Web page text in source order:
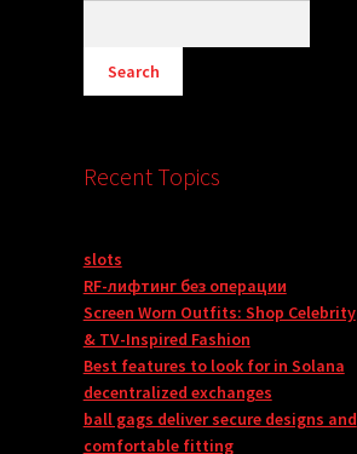
Recent Topics
slots
RF-лифтинг без операции
Screen Worn Outfits: Shop Celebrity
& TV-Inspired Fashion
Best features to look for in Solana
decentralized exchanges
ball gags deliver secure designs and
comfortable fitting